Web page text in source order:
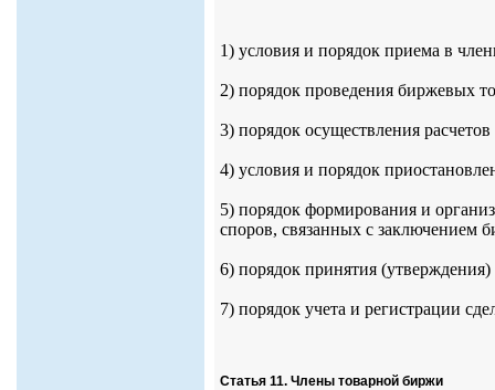
1) условия и порядок приема в
2) порядок проведения биржевых
3) порядок осуществления
4) условия и порядок
5) порядок формирования и
споров, связанных с заключением
6) порядок принятия
7) порядок учета и регистрации
Статья 11. Члены товарной биржи